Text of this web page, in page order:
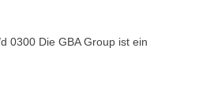
0300 Die GBA Group ist ein